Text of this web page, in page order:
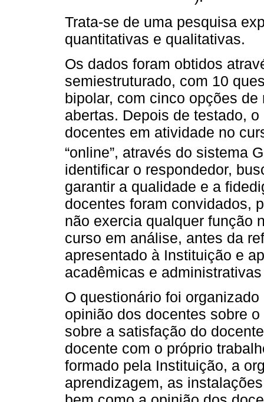
Trata-se de uma pesquisa
quantitativas e qualitativas.
Os dados foram obtidos
semiestruturado, com 10
bipolar, com cinco opções
abertas. Depois de testado,
docentes em atividade no
“online”, através do sistema
identificar o respondedor,
garantir a qualidade e a
docentes foram convidados,
não exercia qualquer função
curso em análise, antes da
apresentado à Instituição e
acadêmicas e
O questionário foi
opinião dos docentes sobre
sobre a satisfação do
docente com o próprio
formado pela Instituição, a
aprendizagem, as